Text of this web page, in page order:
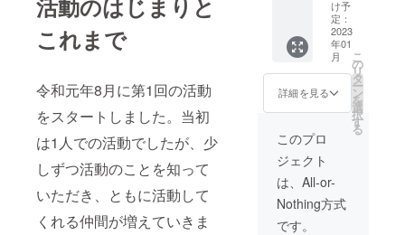
これまで
令和元年8月に第1回の活動
をスタートしました。当初
は1人での活動でしたが、少
しずつ活動のことを知って
いただき、ともに活動して
くれる仲間が増えていきま
袋）につい
ては支給を
受けていま
す。
ター
Otohan
eさん。
Otohan
eさんの
デザイ
ンカレ
で毎月
届く
LINE公
式アカ
ウント
はコチ
イン
トート
バッグ
をお届
けしま
す。ま
た、ご
支援へ
のお礼
メール
を送信
いたし
ます。
デザイ
け予
定：
2023
年01
月
詳細を見る
こ
の
リ
タ
ー
ン
を
選
択
す
る
このプロ
ジェクト
は、All-or-
Nothing方式
です。